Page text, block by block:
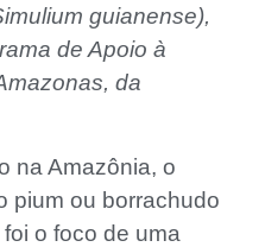
guianense),
de Apoio à
da
na Amazônia, o
pium ou borrachudo
o foco de uma